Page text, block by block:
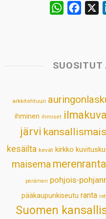
W
s
p
b
k
SUOSITUT
arkkitehtuuri
ihminen ihmiset ilmakuva
järvi
kesäilta kevät kirkko
maisema merenranta
perämeri pohjois-
pääkaupunkiseutu ranta
Suomen